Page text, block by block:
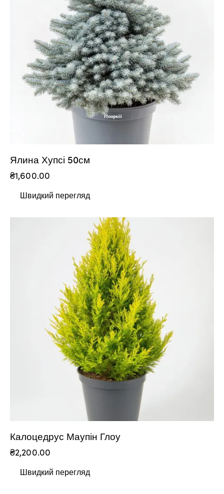
Ялина Хупсі 50см
₴1,600.00
Швидкий перегляд
Калоцедрус Маупін Глоу
₴2,200.00
Швидкий перегляд